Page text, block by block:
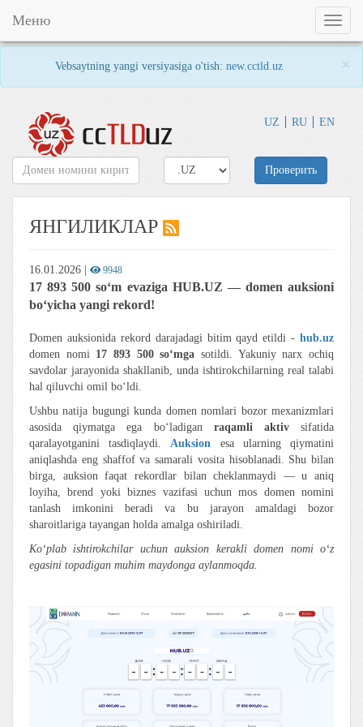
Vebsaytning yangi versiyasiga o'tish: new.cctld.uz ×
UZ RU EN
Toggle
Меню
Проверить
ЯНГИЛИКЛАР
16.01.2026 9948
17 893 500 so‘m evaziga HUB.UZ — domen auksioni
bo‘yicha yangi rekord!
Domen auksionida rekord darajadagi bitim qayd etildi - hub.uz
domen nomi 17 893 500 so‘mga sotildi. Yakuniy narx ochiq
savdolar jarayonida shakllanib, unda ishtirokchilarning real talabi
hal qiluvchi omil bo‘ldi.
Ushbu natija bugungi kunda domen nomlari bozor mexanizmlari
asosida qiymatga ega bo‘ladigan raqamli aktivsifatida
qaralayotganini tasdiqlaydi.Auksion
esa ularning qiymatini
aniqlashda eng shaffof va samarali vosita hisoblanadi. Shu bilan
birga, auksion faqat rekordlar bilan cheklanmaydi — u aniq
loyiha, brend yoki biznes vazifasi uchun mos domen nomini
tanlash imkonini beradi va bu jarayon amaldagi bozor
sharoitlariga tayangan holda amalga oshiriladi.
Ko‘plab ishtirokchilar uchun auksion kerakli domen nomi o‘z
egasini topadigan muhim maydonga aylanmoqda.